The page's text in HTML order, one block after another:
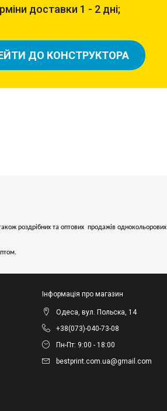
доставки 1 - 2 дні;
ДО КОНСТРУКТОРА
роздрібних та оптових продажів однокольорових
Інформація про магазин
Одеса, вул. Польска, 14
+38(073)-040-73-08
Пн-Пт: 9:00 - 18:00
bestprint.com.ua@gmail.com